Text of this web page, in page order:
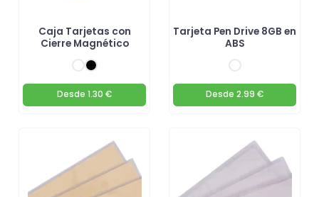
Caja Tarjetas con
Cierre Magnético
Desde 1.30 €
Tarjeta Pen Drive 8GB en
ABS
Desde 2.99 €